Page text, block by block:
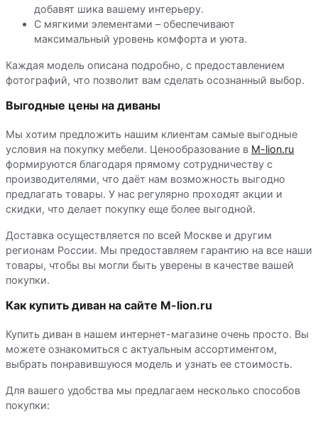
добавят шика вашему интерьеру.
С мягкими элементами – обеспечивают
максимальный уровень комфорта и уюта.
Каждая модель описана подробно, с предоставлением
фотографий, что позволит вам сделать осознанный выбор.
Выгодные цены на диваны
Мы хотим предложить нашим клиентам самые выгодные
условия на покупку мебели. Ценообразование в M-lion.ru
формируются благодаря прямому сотрудничеству с
производителями, что даёт нам возможность выгодно
предлагать товары. У нас регулярно проходят акции и
скидки, что делает покупку еще более выгодной.
Доставка осуществляется по всей Москве и другим
регионам России. Мы предоставляем гарантию на все наши
товары, чтобы вы могли быть уверены в качестве вашей
покупки.
Как купить диван на сайте M-lion.ru
Купить диван в нашем интернет-магазине очень просто. Вы
можете ознакомиться с актуальным ассортиментом,
выбрать понравившуюся модель и узнать ее стоимость.
Для вашего удобства мы предлагаем несколько способов
покупки: